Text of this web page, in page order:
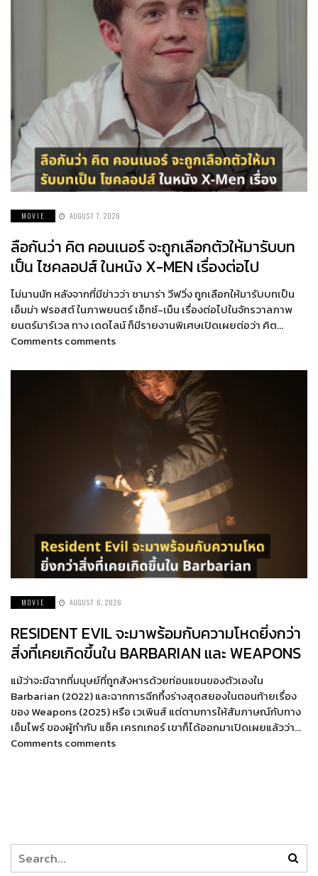
MOVIE AUGUST 7, 2026
ลือกันว่า คิต คอนเนอร์ จะถูกเลือกตัวให้มารับบท
เป็น ไซคลอปส์ ในหนัง X-MEN เรื่องต่อไป
ไม่นานนัก หลังจากที่มีข่าวว่า ซามาร่า วีฟวิ่ง ถูกเลือกให้มารับบทเป็น
เอ็มม่า ฟรอสต์ ในภาพยนตร์ เอ็กซ์-เม็น เรื่องต่อไปในจักรวาลภาพ
ยนตร์มาร์เวล ทาง เดดไลน์ ก็มีรายงานพิเศษเปิดเผยต่อว่า คิต…
Comments comments
MOVIE AUGUST 6, 2026
RESIDENT EVIL จะมาพร้อมกับความโหดยิ่งกว่า
สิ่งที่เคยเกิดขึ้นใน BARBARIAN และ WEAPONS
แม้ว่าจะมีฉากที่มนุษย์ที่ถูกสังหารด้วยท่อนแขนของตัวเองใน
Barbarian (2022) และฉากการฉีกทึ้งร่างสุดสยองในตอนท้ายเรื่อง
ของ Weapons (2025) หรือ เวเพินส์ แต่ตามการให้สัมภาษณ์กับทาง
เอ็มไพร์ ของผู้กำกับ แซ็ค เครกเกอร์ เขาก็ได้ออกมาเปิดเผยแล้วว่า…
Comments comments